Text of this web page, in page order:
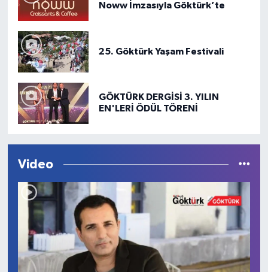
Noww İmzasıyla Göktürk’te
25. Göktürk Yaşam Festivali
GÖKTÜRK DERGİSİ 3. YILIN
EN'LERİ ÖDÜL TÖRENİ
Video